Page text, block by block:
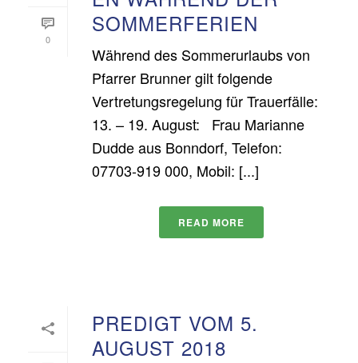
0
SOMMERFERIEN
Während des Sommerurlaubs von
Pfarrer Brunner gilt folgende
Vertretungsregelung für Trauerfälle:
13. – 19. August: Frau Marianne
Dudde aus Bonndorf, Telefon:
07703-919 000, Mobil: [...]
READ MORE
PREDIGT VOM 5.
AUGUST 2018